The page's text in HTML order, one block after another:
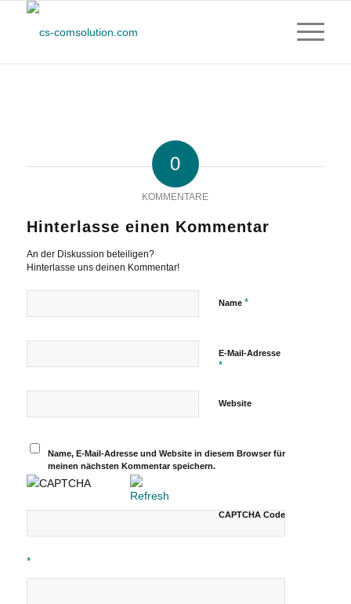
0
KOMMENTARE
Hinterlasse einen Kommentar
An der Diskussion beteiligen?
Hinterlasse uns deinen Kommentar!
Name *
E-Mail-Adresse
*
Website
Name, E-Mail-Adresse und Website in diesem Browser für
meinen nächsten Kommentar speichern.
CAPTCHA Code
*